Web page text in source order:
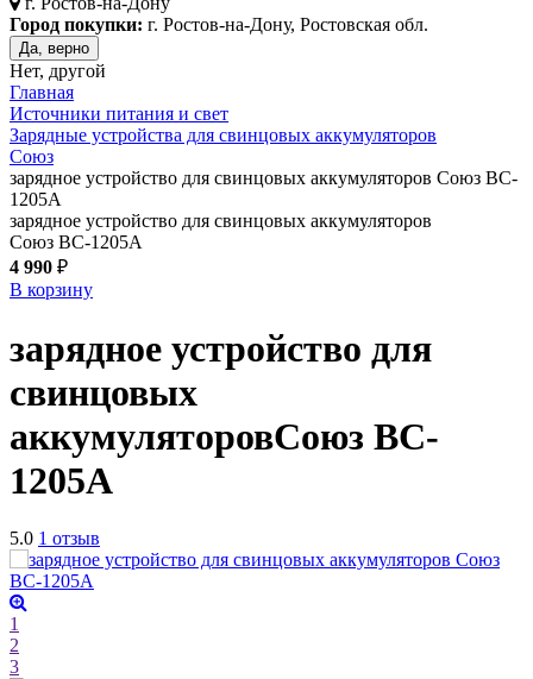
Город покупки: г. Ростов-на-Дону, Ростовская обл.
Да, верно
Нет, другой
Главная
Источники питания и свет
Зарядные устройства для свинцовых аккумуляторов
Союз
зарядное устройство для свинцовых аккумуляторов Союз BC-
1205A
зарядное устройство для свинцовых аккумуляторов
Союз BC-1205A
4 990 ₽
В корзину
зарядное устройство для
свинцовых
аккумуляторовСоюз BC-
1205A
5.0 1 отзыв
1
2
3